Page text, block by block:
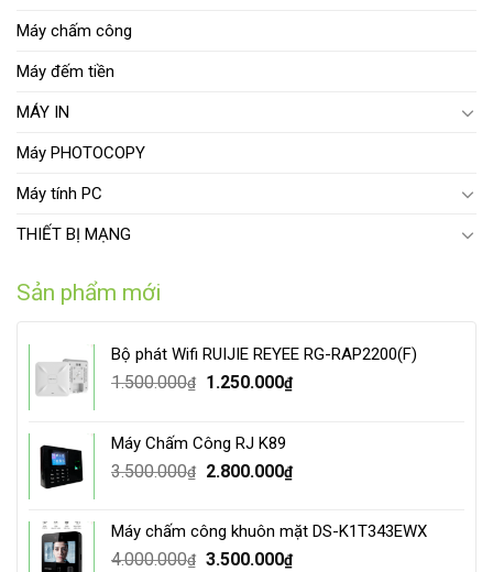
Máy chấm công
Máy đếm tiền
MÁY IN
Máy PHOTOCOPY
Máy tính PC
THIẾT BỊ MẠNG
Sản phẩm mới
Bộ phát Wifi RUIJIE REYEE RG-RAP2200(F)
1.500.000₫
Original
1.500.000₫.
1.250.000₫Current
Máy Chấm Công RJ K89
3.500.000₫
Original
3.500.000₫.
2.800.000₫Current
2.800.000₫.
Máy chấm công khuôn mặt DS-K1T343EWX
4.000.000₫ Original
3.500.000₫Current